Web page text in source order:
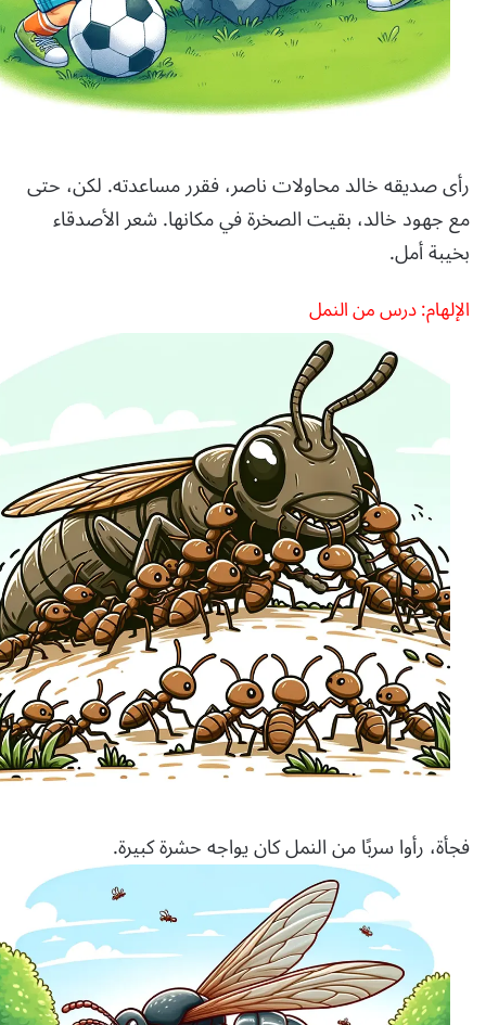
رأى صديقه خالد محاولات ناصر، فقرر مساعدته. لكن، حتى
مع جهود خالد، بقيت الصخرة في مكانها. شعر الأصدقاء
بخيبة أمل.
الإلهام: درس من النمل
فجأة، رأوا سربًا من النمل كان يواجه حشرة كبيرة.